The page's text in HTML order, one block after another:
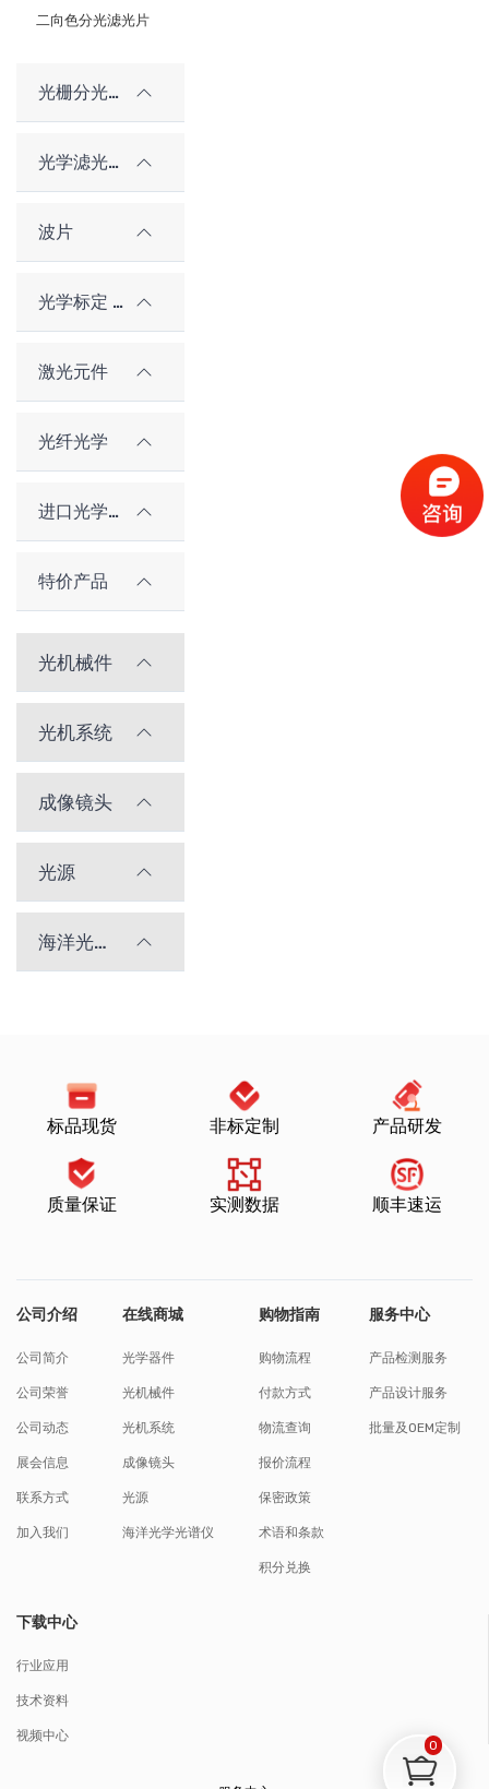
二向色分光滤光片
光栅分光元件
光学滤光片
波片
光学标定 / 对准元件
激光元件
光纤光学
进口光学元件
特价产品
光机械件
光机系统
成像镜头
光源
海洋光学光谱仪
标品现货 非标定制 产品研发
质量保证 实测数据 顺丰速运
公司介绍
公司简介
公司荣誉
公司动态
展会信息
联系方式
加入我们
在线商城
光学器件
光机械件
光机系统
成像镜头
光源
海洋光学光谱仪
购物指南
购物流程
付款方式
物流查询
报价流程
保密政策
术语和条款
积分兑换
服务中心
产品检测服务
产品设计服务
批量及OEM定制
下载中心
行业应用
技术资料
视频中心
0